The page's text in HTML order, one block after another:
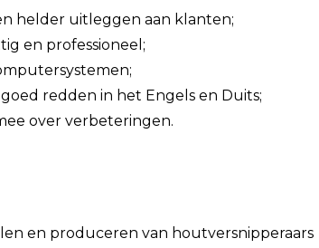
helder uitleggen aan klanten;
en professioneel;
redden in het Engels en Duits;
over verbeteringen.
en produceren van houtversnipperaars